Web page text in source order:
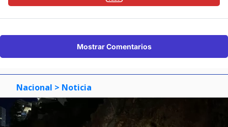
Mostrar Comentarios
Nacional > Noticia